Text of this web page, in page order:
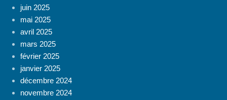
juin 2025
mai 2025
avril 2025
mars 2025
février 2025
janvier 2025
décembre 2024
novembre 2024